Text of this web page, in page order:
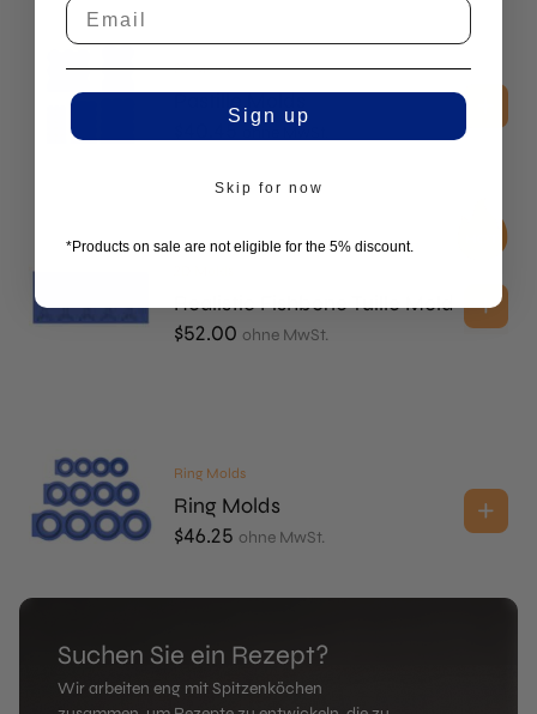
3D Molds
Pastille Molds
40.45 ohne MwSt.
Realistic Fishbone Tuille Mold
$52.00 ohne MwSt.
Ring Molds
Ring Molds
$46.25 ohne MwSt.
Suchen Sie ein Rezept?
Wir arbeiten eng mit Spitzenköchen
Sign up
Skip for now
*Products on sale are not eligible for the 5% discount.